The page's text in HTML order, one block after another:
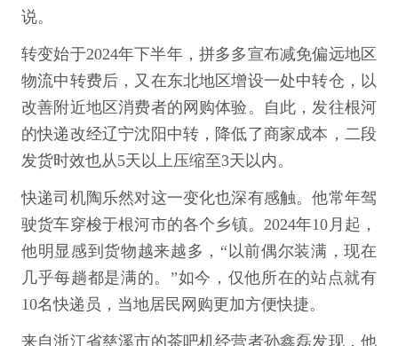
说。
转变始于2024年下半年，拼多多宣布减免偏远地区
物流中转费后，又在东北地区增设一处中转仓，以
改善附近地区消费者的网购体验。自此，发往根河
的快递改经辽宁沈阳中转，降低了商家成本，二段
发货时效也从5天以上压缩至3天以内。
快递司机陶乐然对这一变化也深有感触。他常年驾
驶货车穿梭于根河市的各个乡镇。2024年10月起，
他明显感到货物越来越多，“以前偶尔装满，现在
几乎每趟都是满的。”如今，仅他所在的站点就有
10名快递员，当地居民网购更加方便快捷。
来自浙江省慈溪市的茶吧机经营者孙鑫磊发现，他